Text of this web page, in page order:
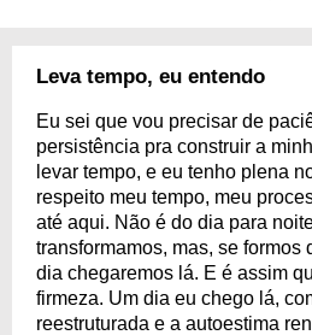
Leva tempo, eu entendo
Eu sei que vou precisar de
persistência pra construir a
levar tempo, e eu tenho plena
respeito meu tempo, meu
até aqui. Não é do dia para
transformamos, mas, se formos
dia chegaremos lá. E é assim
firmeza. Um dia eu chego lá,
reestruturada e a autoestima